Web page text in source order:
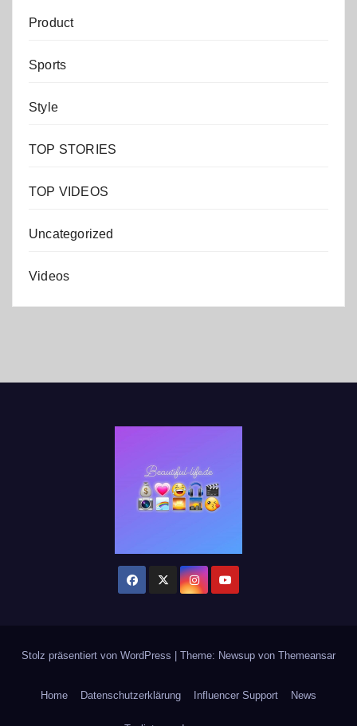
Product
Sports
Style
TOP STORIES
TOP VIDEOS
Uncategorized
Videos
Stolz präsentiert von WordPress Theme: Newsup von Themeansar
Home Datenschutzerklärung Influencer Support News